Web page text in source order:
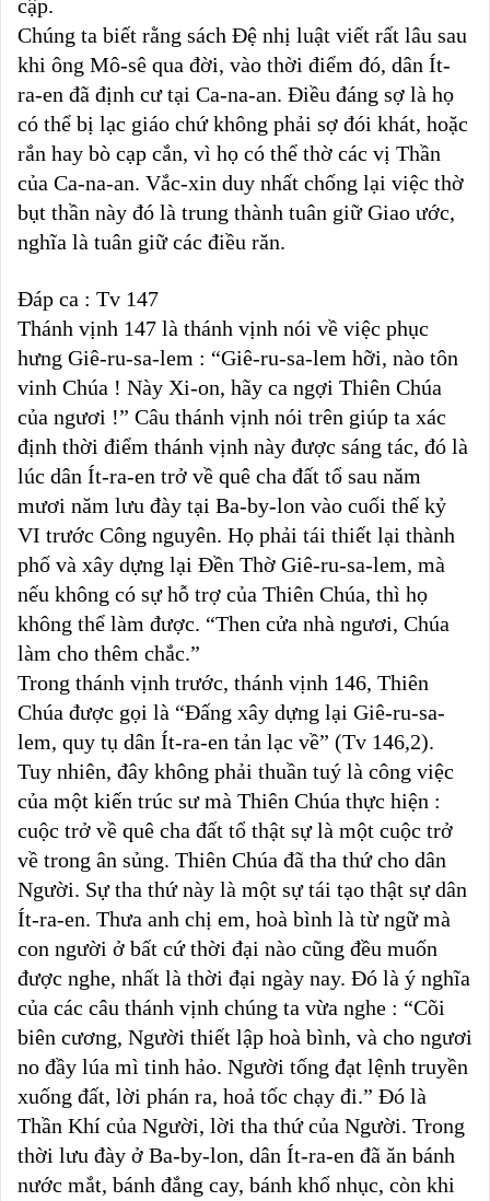
cập.
Chúng ta biết rằng sách Đệ nhị luật viết rất lâu sau
khi ông Mô-sê qua đời, vào thời điểm đó, dân Ít-
ra-en đã định cư tại Ca-na-an. Điều đáng sợ là họ
có thể bị lạc giáo chứ không phải sợ đói khát, hoặc
rắn hay bò cạp cắn, vì họ có thể thờ các vị Thần
của Ca-na-an. Vắc-xin duy nhất chống lại việc thờ
bụt thần này đó là trung thành tuân giữ Giao ước,
nghĩa là tuân giữ các điều răn.
Đáp ca : Tv 147
Thánh vịnh 147 là thánh vịnh nói về việc phục
hưng Giê-ru-sa-lem : “Giê-ru-sa-lem hỡi, nào tôn
vinh Chúa ! Này Xi-on, hãy ca ngợi Thiên Chúa
của ngươi !” Câu thánh vịnh nói trên giúp ta xác
định thời điểm thánh vịnh này được sáng tác, đó là
lúc dân Ít-ra-en trở về quê cha đất tổ sau năm
mươi năm lưu đày tại Ba-by-lon vào cuối thế kỷ
VI trước Công nguyên. Họ phải tái thiết lại thành
phố và xây dựng lại Đền Thờ Giê-ru-sa-lem, mà
nếu không có sự hỗ trợ của Thiên Chúa, thì họ
không thể làm được. “Then cửa nhà ngươi, Chúa
làm cho thêm chắc.”
Trong thánh vịnh trước, thánh vịnh 146, Thiên
Chúa được gọi là “Đấng xây dựng lại Giê-ru-sa-
lem, quy tụ dân Ít-ra-en tản lạc về” (Tv 146,2).
Tuy nhiên, đây không phải thuần tuý là công việc
của một kiến trúc sư mà Thiên Chúa thực hiện :
cuộc trở về quê cha đất tổ thật sự là một cuộc trở
về trong ân sủng. Thiên Chúa đã tha thứ cho dân
Người. Sự tha thứ này là một sự tái tạo thật sự dân
Ít-ra-en. Thưa anh chị em, hoà bình là từ ngữ mà
con người ở bất cứ thời đại nào cũng đều muốn
được nghe, nhất là thời đại ngày nay. Đó là ý nghĩa
của các câu thánh vịnh chúng ta vừa nghe : “Cõi
biên cương, Người thiết lập hoà bình, và cho ngươi
no đầy lúa mì tinh hảo. Người tống đạt lệnh truyền
xuống đất, lời phán ra, hoả tốc chạy đi.” Đó là
Thần Khí của Người, lời tha thứ của Người. Trong
thời lưu đày ở Ba-by-lon, dân Ít-ra-en đã ăn bánh
nước mắt, bánh đắng cay, bánh khổ nhục, còn khi